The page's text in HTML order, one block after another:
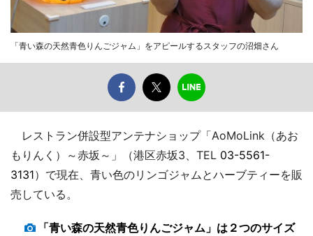
「青い森の天然青色りんごジャム」をアピールするスタッフの沼畑さん
レストラン併設型アンテナショップ「AoMoLink（あお
もりんく）～赤坂～」（港区赤坂3、TEL 03-5561-
3131）で現在、青い色のリンゴジャムとハーブティーを販
売している。
「青い森の天然青色りんごジャム」は２つのサイズ